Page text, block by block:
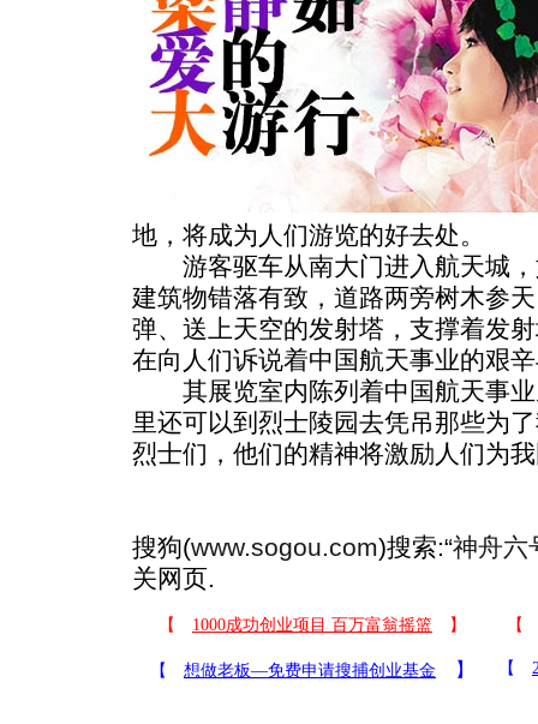
地，将成为人们游览的好去处。
游客驱车从南大门进入航天城，
建筑物错落有致，道路两旁树木参
弹、送上天空的发射塔，支撑着发
在向人们诉说着中国航天事业的艰
其展览室内陈列着中国航天事业
里还可以到烈士陵园去凭吊那些为
烈士们，他们的精神将激励人们为
搜狗(www.sogou.com)搜索:“神舟六
关网页.